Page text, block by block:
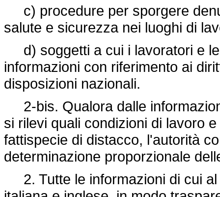
c) procedure per sporgere
salute e sicurezza nei luoghi di
d) soggetti a cui i lavoratori e
informazioni con riferimento ai
disposizioni nazionali.
2-bis. Qualora dalle
si rilevi quali condizioni di lavoro
fattispecie di distacco, l'autorità
determinazione proporzionale
2. Tutte le informazioni di cui al